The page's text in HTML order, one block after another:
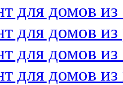
для домов из
для домов из
для домов
для домов